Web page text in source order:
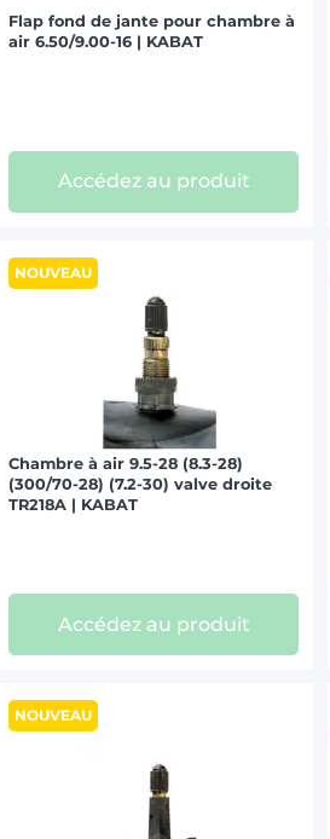
Flap fond de jante pour chambre à
air 6.50/9.00-16 | KABAT
Accédez au produit
NOUVEAU
Chambre à air 9.5-28 (8.3-28)
(300/70-28) (7.2-30) valve droite
TR218A | KABAT
Accédez au produit
NOUVEAU